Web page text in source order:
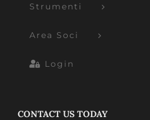
Strumenti
Area Soci
Login
CONTACT US TODAY